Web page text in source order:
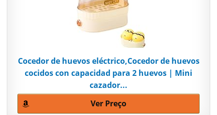
Cocedor de huevos eléctrico,Cocedor de huevos
cocidos con capacidad para 2 huevos | Mini
cazador...
Ver Preço